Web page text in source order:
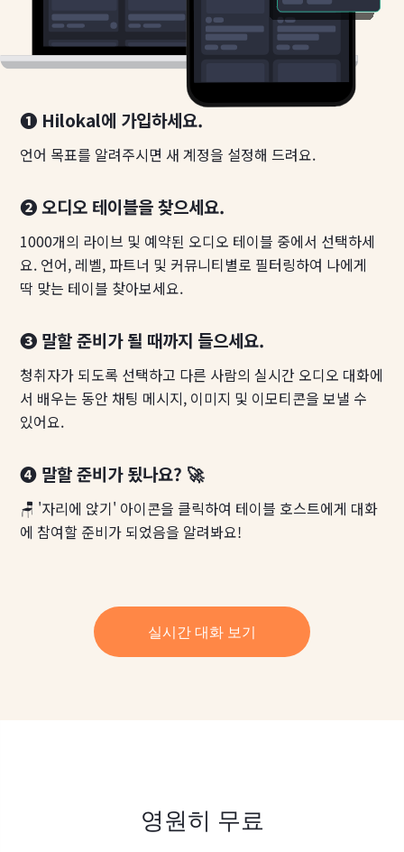
❶ Hilokal에 가입하세요.
언어 목표를 알려주시면 새 계정을 설정해 드려요.
❷ 오디오 테이블을 찾으세요.
1000개의 라이브 및 예약된 오디오 테이블 중에서 선택하세
요. 언어, 레벨, 파트너 및 커뮤니티별로 필터링하여 나에게
딱 맞는 테이블 찾아보세요.
❸ 말할 준비가 될 때까지 들으세요.
청취자가 되도록 선택하고 다른 사람의 실시간 오디오 대화에
서 배우는 동안 채팅 메시지, 이미지 및 이모티콘을 보낼 수
있어요.
❹ 말할 준비가 됬나요? 🚀
🪑 '자리에 앉기' 아이콘을 클릭하여 테이블 호스트에게 대화
에 참여할 준비가 되었음을 알려봐요!
실시간 대화 보기
영원히 무료